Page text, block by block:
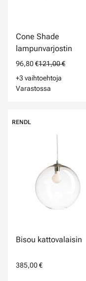
Cone Shade
lampunvarjostin
96,80 €121,00 €
+3 vaihtoehtoja
Varastossa
RENDL
Bisou kattovalaisin
385,00 €